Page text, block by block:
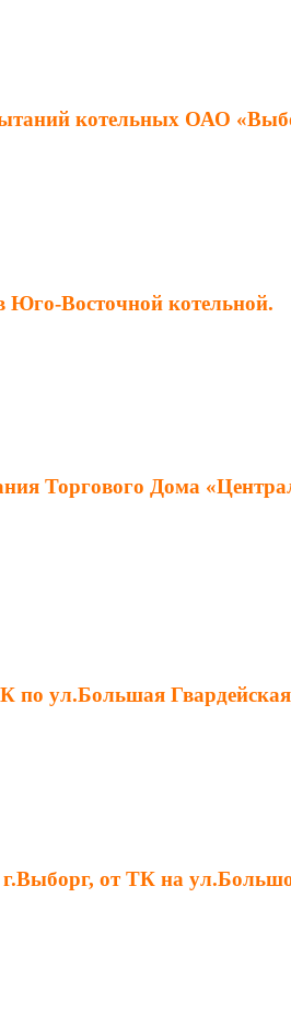
котельных ОАО
Восточной котельной.
Торгового Дома
по ул.Большая
г.Выборг, от ТК на